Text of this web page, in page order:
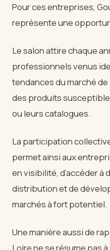
Pour ces entreprises,
représente une
Le salon attire chaque
professionnels venus
tendances du marché
des produits
ou leurs catalogues.
La participation
permet ainsi aux
en visibilité, d’accéder à
distribution et de
marchés à fort potentiel.
Une manière aussi de
Loire ne se résume pas